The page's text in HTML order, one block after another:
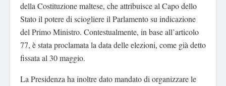
della Costituzione maltese, che attribuisce al Capo dello
Stato il potere di sciogliere il Parlamento su indicazione
del Primo Ministro. Contestualmente, in base all’articolo
77, è stata proclamata la data delle elezioni, come già detto
fissata al 30 maggio.
La Presidenza ha inoltre dato mandato di organizzare le